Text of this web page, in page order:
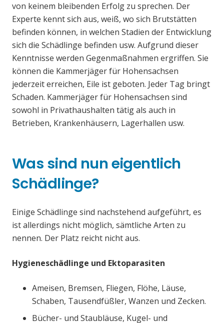
von keinem bleibenden Erfolg zu sprechen. Der
Experte kennt sich aus, weiß, wo sich Brutstätten
befinden können, in welchen Stadien der Entwicklung
sich die Schädlinge befinden usw. Aufgrund dieser
Kenntnisse werden Gegenmaßnahmen ergriffen. Sie
können die Kammerjäger für Hohensachsen
jederzeit erreichen, Eile ist geboten. Jeder Tag bringt
Schaden. Kammerjäger für Hohensachsen sind
sowohl in Privathaushalten tätig als auch in
Betrieben, Krankenhäusern, Lagerhallen usw.
Was sind nun eigentlich
Schädlinge?
Einige Schädlinge sind nachstehend aufgeführt, es
ist allerdings nicht möglich, sämtliche Arten zu
nennen. Der Platz reicht nicht aus.
Hygieneschädlinge und Ektoparasiten
Ameisen, Bremsen, Fliegen, Flöhe, Läuse,
Schaben, Tausendfüßler, Wanzen und Zecken.
Bücher- und Staubläuse, Kugel- und